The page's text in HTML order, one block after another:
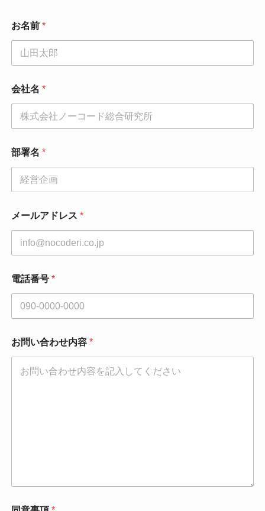
お名前 *
会社名 *
部署名 *
メールアドレス *
電話番号 *
お問い合わせ内容 *